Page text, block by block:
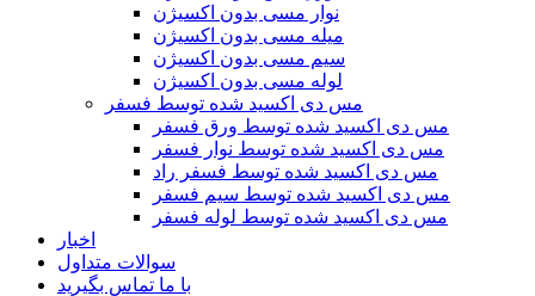
نوار مسی بدون اکسیژن
میله مسی بدون اکسیژن
سیم مسی بدون اکسیژن
لوله مسی بدون اکسیژن
مس دی اکسید شده توسط فسفر
مس دی اکسید شده توسط ورق فسفر
مس دی اکسید شده توسط نوار فسفر
مس دی اکسید شده توسط فسفر راد
مس دی اکسید شده توسط سیم فسفر
مس دی اکسید شده توسط لوله فسفر
اخبار
سوالات متداول
با ما تماس بگیرید